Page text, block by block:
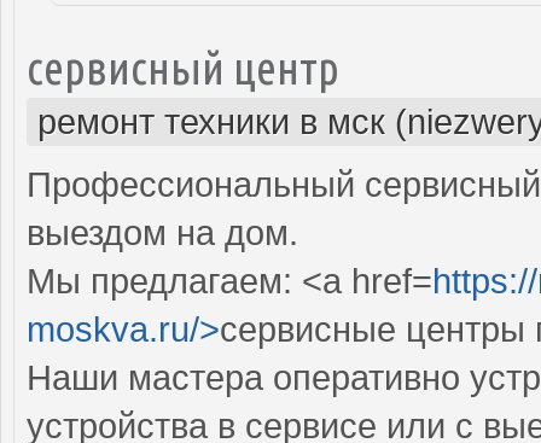
сервисный центр
ремонт техники в мск
Профессиональный
выездом на дом.
Мы предлагаем: <a href=
moskva.ru/>сервисные центры
Наши мастера оперативно
устройства в сервисе или с